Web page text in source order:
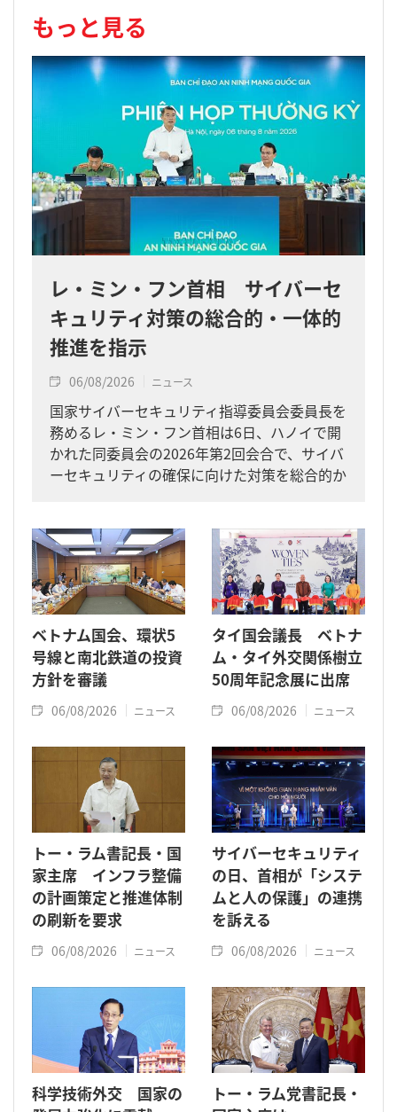
もっと見る
レ・ミン・フン首相 サイバーセ
キュリティ対策の総合的・一体的
推進を指示
06/08/2026 ニュース
国家サイバーセキュリティ指導委員会委員長を
務めるレ・ミン・フン首相は6日、ハノイで開
かれた同委員会の2026年第2回会合で、サイバ
ーセキュリティの確保に向けた対策を総合的か
ベトナム国会、環状5
号線と南北鉄道の投資
方針を審議
06/08/2026 ニュース
タイ国会議長 ベトナ
ム・タイ外交関係樹立
50周年記念展に出席
06/08/2026 ニュース
トー・ラム書記長・国
家主席 インフラ整備
の計画策定と推進体制
の刷新を要求
06/08/2026 ニュース
サイバーセキュリティ
の日、首相が「システ
ムと人の保護」の連携
を訴える
06/08/2026 ニュース
科学技術外交 国家の
トー・ラム党書記長・